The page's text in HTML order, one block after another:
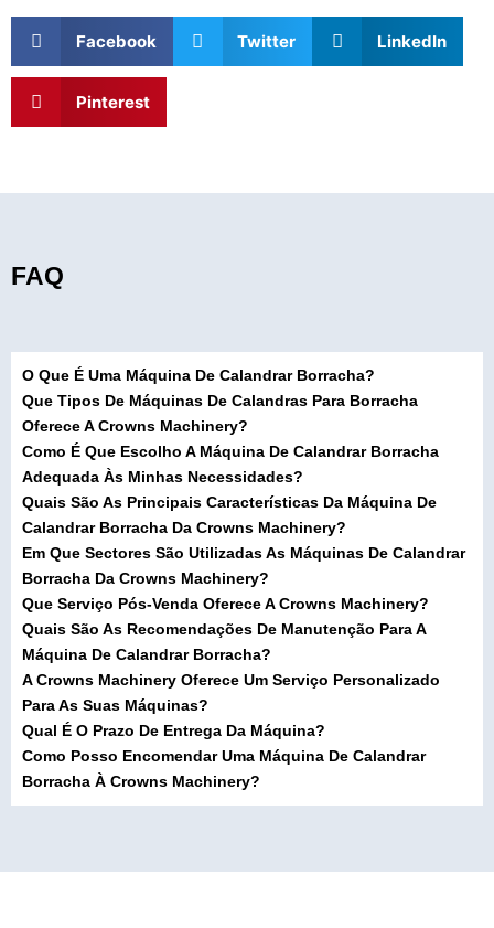
Facebook Twitter LinkedIn
Pinterest
FAQ
O Que É Uma Máquina De Calandrar Borracha?
Que Tipos De Máquinas De Calandras Para Borracha
Oferece A Crowns Machinery?
Como É Que Escolho A Máquina De Calandrar Borracha
Adequada Às Minhas Necessidades?
Quais São As Principais Características Da Máquina De
Calandrar Borracha Da Crowns Machinery?
Em Que Sectores São Utilizadas As Máquinas De Calandrar
Borracha Da Crowns Machinery?
Que Serviço Pós-Venda Oferece A Crowns Machinery?
Quais São As Recomendações De Manutenção Para A
Máquina De Calandrar Borracha?
A Crowns Machinery Oferece Um Serviço Personalizado
Para As Suas Máquinas?
Qual É O Prazo De Entrega Da Máquina?
Como Posso Encomendar Uma Máquina De Calandrar
Borracha À Crowns Machinery?